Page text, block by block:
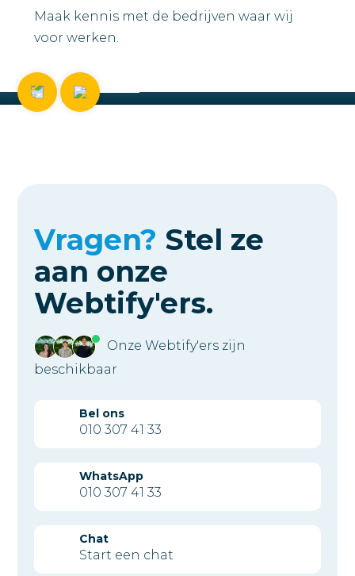
Maak kennis met de bedrijven waar wij
voor werken.
TransitionHERO
Bekijken
Vragen? Stel ze
aan onze
Webtify'ers.
Onze Webtify'ers zijn
beschikbaar
Bel ons
010 307 41 33
WhatsApp
010 307 41 33
Chat
Start een chat